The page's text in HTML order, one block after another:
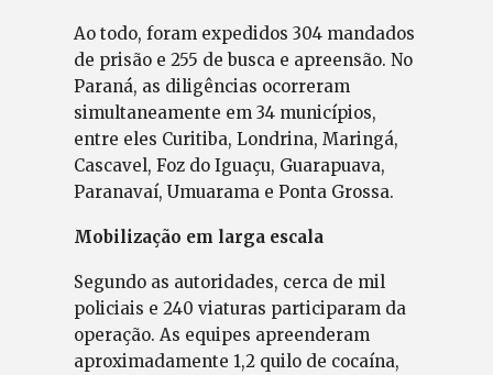
Ao todo, foram expedidos 304 mandados
de prisão e 255 de busca e apreensão. No
Paraná, as diligências ocorreram
simultaneamente em 34 municípios,
entre eles Curitiba, Londrina, Maringá,
Cascavel, Foz do Iguaçu, Guarapuava,
Paranavaí, Umuarama e Ponta Grossa.
Mobilização em larga escala
Segundo as autoridades, cerca de mil
policiais e 240 viaturas participaram da
operação. As equipes apreenderam
aproximadamente 1,2 quilo de cocaína,